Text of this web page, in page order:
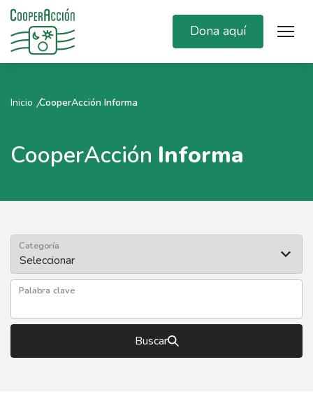
Dona aquí
Inicio CooperAcción Informa
CooperAcción Informa
Categoría
Palabra clave
Buscar